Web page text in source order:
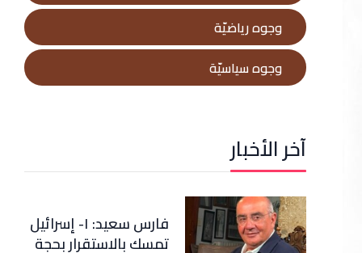
وجوه رياضيّة
وجوه سياسيّة
آخر الأخبار
فارس سعيد: ١- إسرائيل
تمسك بالاستقرار بحجة